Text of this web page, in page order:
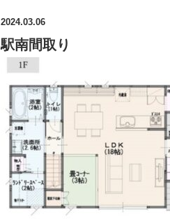
2024.03.06
駅南間取り